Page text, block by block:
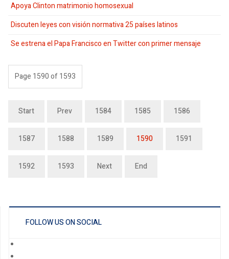
Apoya Clinton matrimonio homosexual
Discuten leyes con visión normativa 25 países latinos
Se estrena el Papa Francisco en Twitter con primer mensaje
Page 1590 of 1593
Start Prev 1584 1585 1586
1587 1588 1589 1590 1591
1592 1593 Next End
FOLLOW US ON SOCIAL